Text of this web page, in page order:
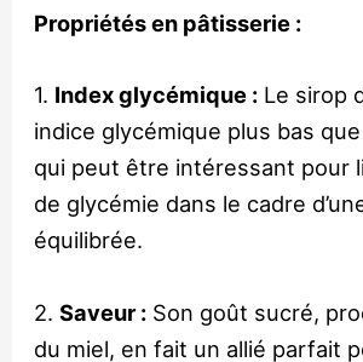
Propriétés en pâtisserie :
1. Index glycémique : Le sirop
indice glycémique plus bas
qui peut être intéressant pour
de glycémie dans le cadre
équilibrée.
2.Saveur : Son goût sucré,
du miel, en fait un allié parfait